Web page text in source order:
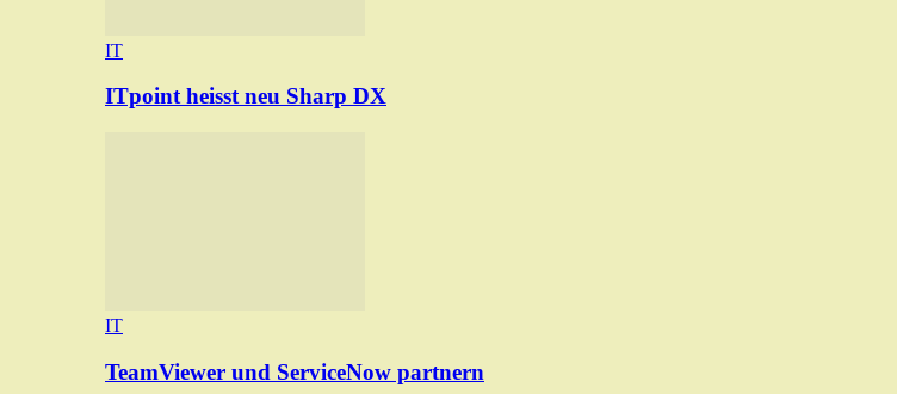
IT
ITpoint heisst neu Sharp DX
IT
TeamViewer und ServiceNow partnern